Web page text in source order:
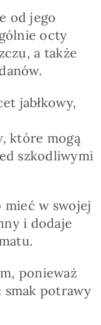
od jego
octy
a także
jabłkowy,
które mogą
szkodliwymi
mieć w swojej
i dodaje
ponieważ
smak potrawy